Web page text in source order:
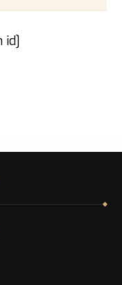
[sibwp_form id=١]